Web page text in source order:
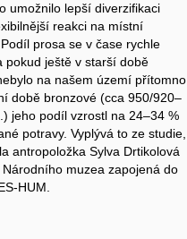
umožnilo lepší diverzifikaci
reakci na místní
prosa se v čase rychle
pokud ještě v starší době
na našem území přítomno
době bronzové (cca 950/920–
jeho podíl vzrostl na 24–34 %
potravy. Vyplývá to ze studie,
antropoložka Sylva Drtikolová
Národního muzea zapojená do
HUM.